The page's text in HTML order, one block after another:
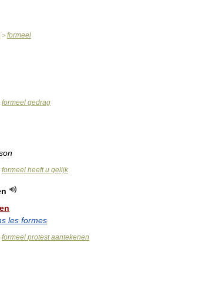
> formeel
formeel gedrag
formeel heeft u gelijk
les formes
formeel protest aantekenen